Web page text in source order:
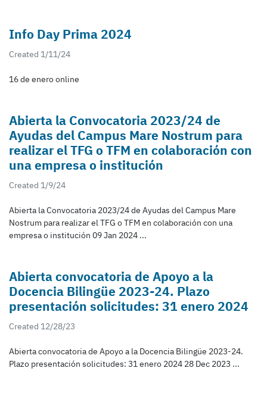
Info Day Prima 2024
Created 1/11/24
16 de enero online
Abierta la Convocatoria 2023/24 de
Ayudas del Campus Mare Nostrum para
realizar el TFG o TFM en colaboración con
una empresa o institución
Created 1/9/24
Abierta la Convocatoria 2023/24 de Ayudas del Campus Mare
Nostrum para realizar el TFG o TFM en colaboración con una
empresa o institución 09 Jan 2024 ...
Abierta convocatoria de Apoyo a la
Docencia Bilingüe 2023-24. Plazo
presentación solicitudes: 31 enero 2024
Created 12/28/23
Abierta convocatoria de Apoyo a la Docencia Bilingüe 2023-24.
Plazo presentación solicitudes: 31 enero 2024 28 Dec 2023 ...